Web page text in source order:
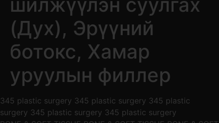
(Дух), Эрүүний
ботокс, Хамар
уруулын филлер
345 plastic surgery 345 plastic surgery 345 plastic
surgery 345 plastic surgery 345 plastic surgery